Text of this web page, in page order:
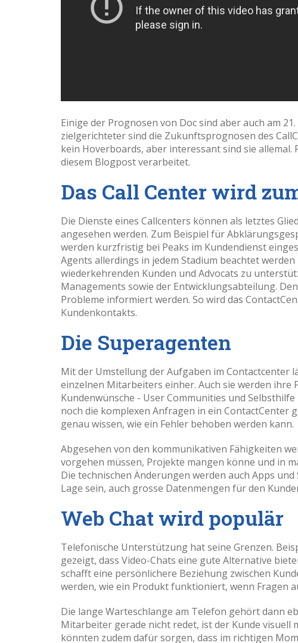
Einige der Prognosen von Doc sind aber auch am
zielgerichteter sind die Zukunftsprognosen des
kein Hoverboards, aber interessant sind sie allemal.
diesem Blogpost verarbeitet.
Das Call Center wird
Die Dienste eines Callcenters können als letztes
angesehen werden. Zum Beispiel für
werden kurzfristig bei Peaks im Kundendienst
Agents allerdings in jedem Stadium beachtet
wiederkehrenden Kunden und Advocats zu
Managements sowie der Entwicklungsabteilung.
Probleme informiert werden. So wird das
Kundenkontakts.
Die Superagenten
Mit der Umstellung der Aufgaben im Contactcenter
einzelnen Mitarbeiters einher. Auch sie werden ihre
Kundenwünsche - User Communities und
noch die komplexen Anfragen in ein ContactCenter
genau wissen, wie ein Fehler behoben werden kann.
Abgesehen von den kommunikativen Fähigkeiten
vorgehen müssen, Projekte mangen könne und in
Die technischen Änderungen werden auch Apps
Lage sein, auch grosse Datenmengen für den
Web Chat wird populär
Telefonische Unterstützung hat seine Grenzen.
gezeigt, dass Video-Chats eine gute Alternative
schafft eine persönlichere Beziehung zwischen
werden, wie ein Produkt funktioniert, wenn Fragen
Die lange Warteschlange am Telefon gehört dann
Mitarbeiter gerade nicht redet, ist der Kunde visuell
könnten zudem dafür sorgen, dass im richtigen